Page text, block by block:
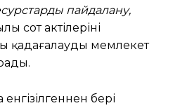
пайдалану,
сот актілерінің
қадағалауды мемлекет
бері